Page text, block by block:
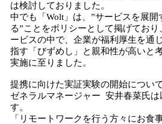
は検討しておりました。
中でも「Wolt」は、”サービスを展開
る”ことをポリシーとして掲げてお
ービスの中で、企業が福利厚生を通
指す「びずめし」と親和性が高いと
実施に至りました。
提携に向けた実証実験の開始につい
ゼネラルマネージャー 安井春菜氏は
す。
「リモートワークを行う方々にお食